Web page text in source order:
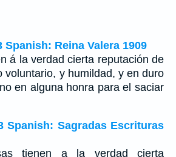
Spanish: Reina Valera 1909
á la verdad cierta reputación de
voluntario, y humildad, y en duro
en alguna honra para el saciar
Spanish: Sagradas Escrituras
tienen a la verdad cierta